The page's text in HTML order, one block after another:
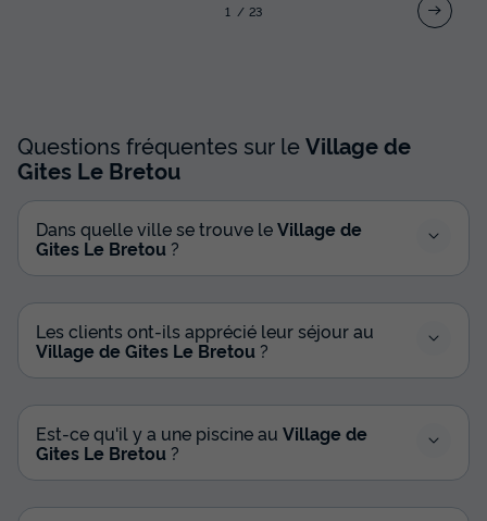
1 23
Questions fréquentes sur leVillage de
Gites Le Bretou
Dans quelle ville se trouve leVillage de
Gites Le Bretou ?
Les clients ont-ils apprécié leur séjour au
Village de Gites Le Bretou ?
Est-ce qu'il y a une piscine au Village de
Gites Le Bretou ?